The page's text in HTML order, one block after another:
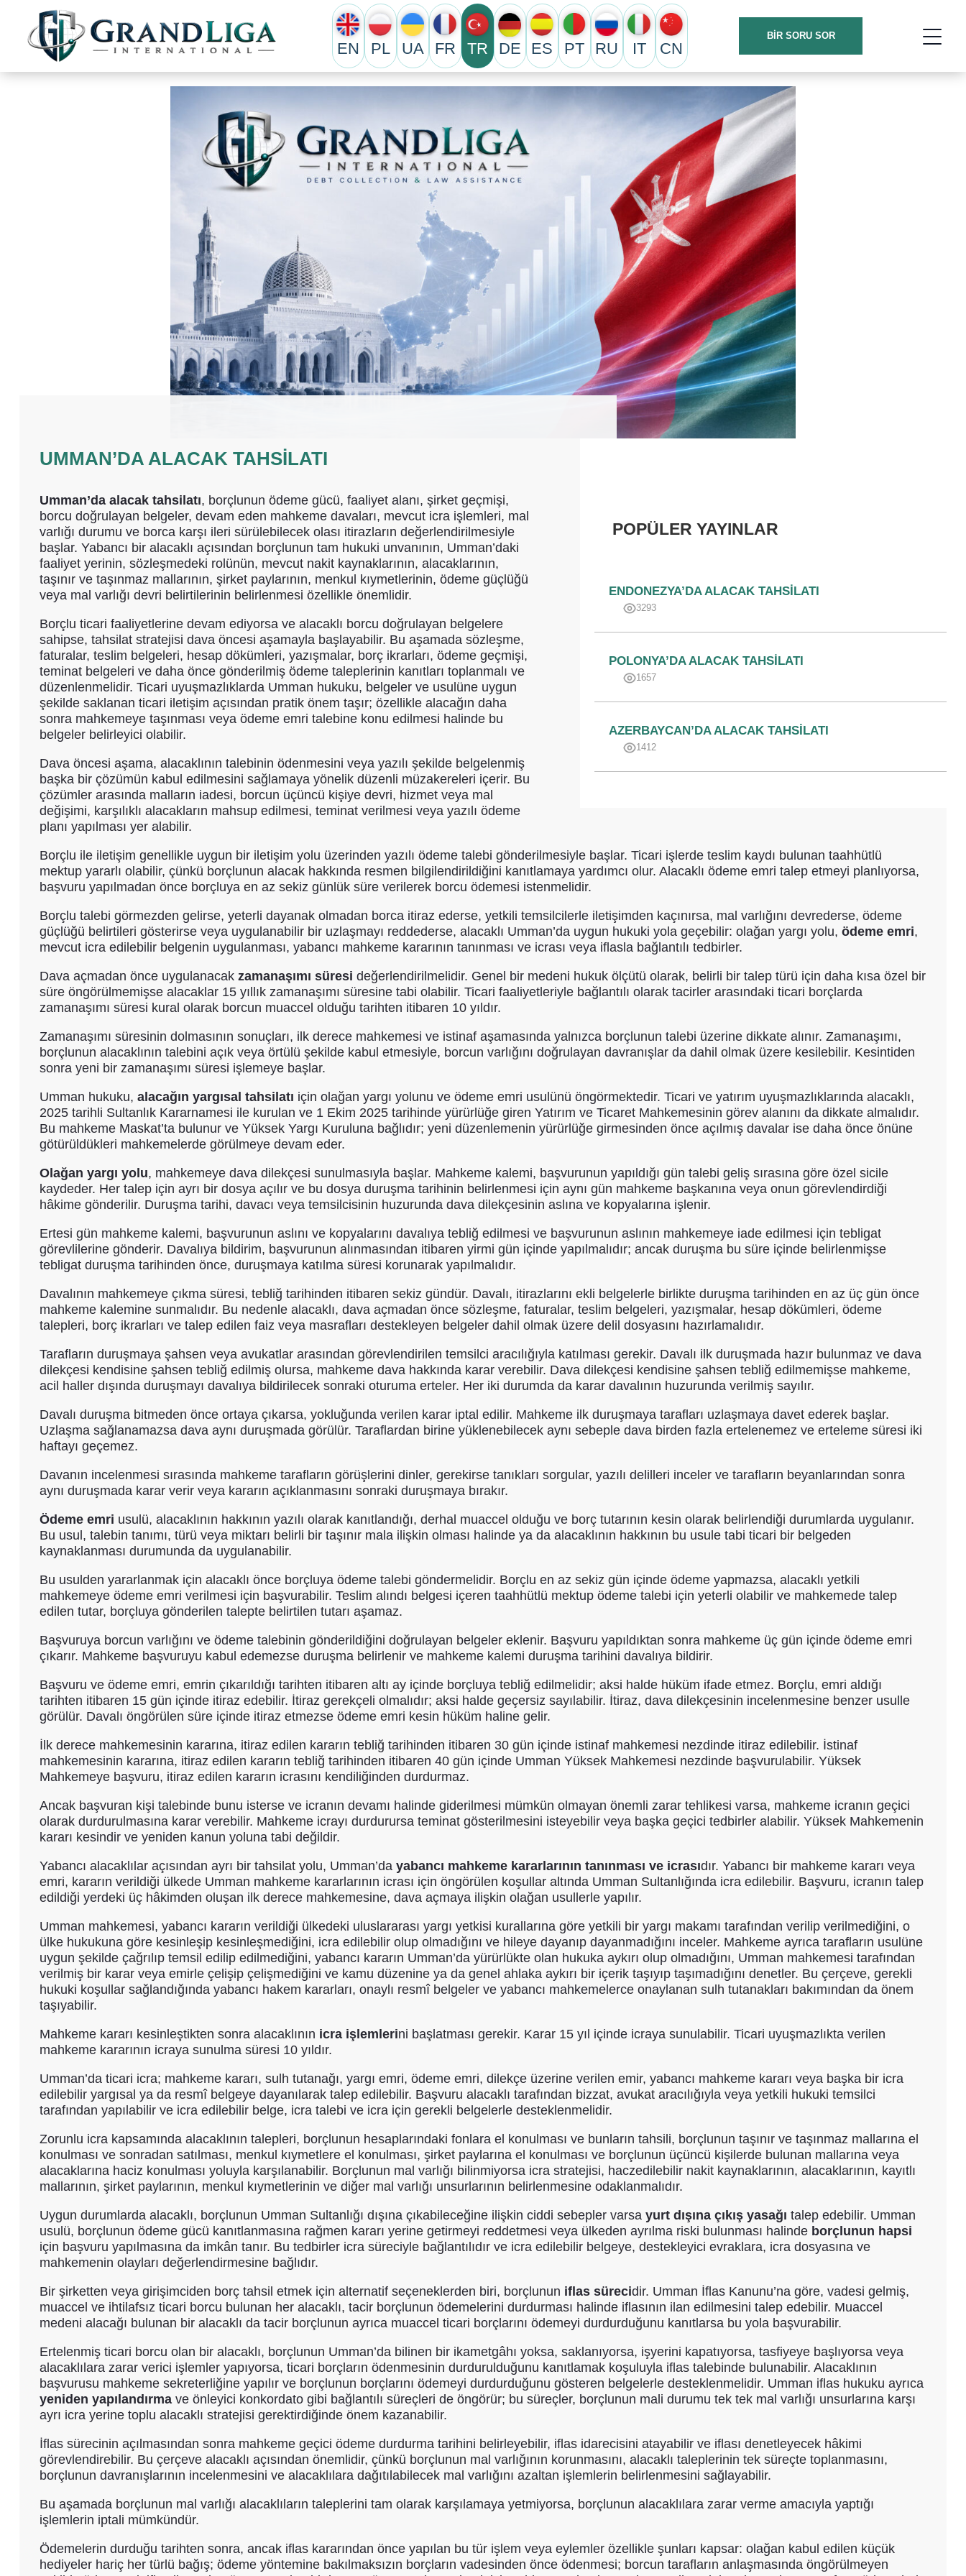
EN PL UA FR TR DE ES PT RU IT CN
BIR SORU SOR
POPÜLER YAYINLAR
ENDONEZYA’DA ALACAK TAHSILATI
3293
POLONYA’DA ALACAK TAHSILATI
1657
AZERBAYCAN’DA ALACAK TAHSILATI
1412
UMMAN’DA ALACAK TAHSILATI
Umman’da alacak tahsilatı, borçlunun ödeme gücü, faaliyet alanı, şirket geçmişi,
borcu doğrulayan belgeler, devam eden mahkeme davaları, mevcut icra işlemleri, mal
varlığı durumu ve borca karşı ileri sürülebilecek olası itirazların değerlendirilmesiyle
başlar. Yabancı bir alacaklı açısından borçlunun tam hukuki unvanının, Umman’daki
faaliyet yerinin, sözleşmedeki rolünün, mevcut nakit kaynaklarının, alacaklarının,
taşınır ve taşınmaz mallarının, şirket paylarının, menkul kıymetlerinin, ödeme güçlüğü
veya mal varlığı devri belirtilerinin belirlenmesi özellikle önemlidir.
Borçlu ticari faaliyetlerine devam ediyorsa ve alacaklı borcu doğrulayan belgelere
sahipse, tahsilat stratejisi dava öncesi aşamayla başlayabilir. Bu aşamada sözleşme,
faturalar, teslim belgeleri, hesap dökümleri, yazışmalar, borç ikrarları, ödeme geçmişi,
teminat belgeleri ve daha önce gönderilmiş ödeme taleplerinin kanıtları toplanmalı ve
düzenlenmelidir. Ticari uyuşmazlıklarda Umman hukuku, belgeler ve usulüne uygun
şekilde saklanan ticari iletişim açısından pratik önem taşır; özellikle alacağın daha
sonra mahkemeye taşınması veya ödeme emri talebine konu edilmesi halinde bu
belgeler belirleyici olabilir.
Dava öncesi aşama, alacaklının talebinin ödenmesini veya yazılı şekilde belgelenmiş
başka bir çözümün kabul edilmesini sağlamaya yönelik düzenli müzakereleri içerir. Bu
çözümler arasında malların iadesi, borcun üçüncü kişiye devri, hizmet veya mal
değişimi, karşılıklı alacakların mahsup edilmesi, teminat verilmesi veya yazılı ödeme
planı yapılması yer alabilir.
Borçlu ile iletişim genellikle uygun bir iletişim yolu üzerinden yazılı ödeme talebi gönderilmesiyle başlar. Ticari işlerde teslim kaydı bulunan taahhütlü
mektup yararlı olabilir, çünkü borçlunun alacak hakkında resmen bilgilendirildiğini kanıtlamaya yardımcı olur. Alacaklı ödeme emri talep etmeyi planlıyorsa,
başvuru yapılmadan önce borçluya en az sekiz günlük süre verilerek borcu ödemesi istenmelidir.
Borçlu talebi görmezden gelirse, yeterli dayanak olmadan borca itiraz ederse, yetkili temsilcilerle iletişimden kaçınırsa, mal varlığını devrederse, ödeme
güçlüğü belirtileri gösterirse veya uygulanabilir bir uzlaşmayı reddederse, alacaklı Umman’da uygun hukuki yola geçebilir: olağan yargı yolu,ödeme emri,
mevcut icra edilebilir belgenin uygulanması, yabancı mahkeme kararının tanınması ve icrası veya iflasla bağlantılı tedbirler.
Dava açmadan önce uygulanacakzamanaşımı süresi değerlendirilmelidir. Genel bir medeni hukuk ölçütü olarak, belirli bir talep türü için daha kısa özel bir
süre öngörülmemişse alacaklar 15 yıllık zamanaşımı süresine tabi olabilir. Ticari faaliyetleriyle bağlantılı olarak tacirler arasındaki ticari borçlarda
zamanaşımı süresi kural olarak borcun muaccel olduğu tarihten itibaren 10 yıldır.
Zamanaşımı süresinin dolmasının sonuçları, ilk derece mahkemesi ve istinaf aşamasında yalnızca borçlunun talebi üzerine dikkate alınır. Zamanaşımı,
borçlunun alacaklının talebini açık veya örtülü şekilde kabul etmesiyle, borcun varlığını doğrulayan davranışlar da dahil olmak üzere kesilebilir. Kesintiden
sonra yeni bir zamanaşımı süresi işlemeye başlar.
Umman hukuku,alacağın yargısal tahsilatı için olağan yargı yolunu ve ödeme emri usulünü öngörmektedir. Ticari ve yatırım uyuşmazlıklarında alacaklı,
2025 tarihli Sultanlık Kararnamesi ile kurulan ve 1 Ekim 2025 tarihinde yürürlüğe giren Yatırım ve Ticaret Mahkemesinin görev alanını da dikkate almalıdır.
Bu mahkeme Maskat’ta bulunur ve Yüksek Yargı Kuruluna bağlıdır; yeni düzenlemenin yürürlüğe girmesinden önce açılmış davalar ise daha önce önüne
götürüldükleri mahkemelerde görülmeye devam eder.
Olağan yargı yolu, mahkemeye dava dilekçesi sunulmasıyla başlar. Mahkeme kalemi, başvurunun yapıldığı gün talebi geliş sırasına göre özel sicile
kaydeder. Her talep için ayrı bir dosya açılır ve bu dosya duruşma tarihinin belirlenmesi için aynı gün mahkeme başkanına veya onun görevlendirdiği
hâkime gönderilir. Duruşma tarihi, davacı veya temsilcisinin huzurunda dava dilekçesinin aslına ve kopyalarına işlenir.
Ertesi gün mahkeme kalemi, başvurunun aslını ve kopyalarını davalıya tebliğ edilmesi ve başvurunun aslının mahkemeye iade edilmesi için tebligat
görevlilerine gönderir. Davalıya bildirim, başvurunun alınmasından itibaren yirmi gün içinde yapılmalıdır; ancak duruşma bu süre içinde belirlenmişse
tebligat duruşma tarihinden önce, duruşmaya katılma süresi korunarak yapılmalıdır.
Davalının mahkemeye çıkma süresi, tebliğ tarihinden itibaren sekiz gündür. Davalı, itirazlarını ekli belgelerle birlikte duruşma tarihinden en az üç gün önce
mahkeme kalemine sunmalıdır. Bu nedenle alacaklı, dava açmadan önce sözleşme, faturalar, teslim belgeleri, yazışmalar, hesap dökümleri, ödeme
talepleri, borç ikrarları ve talep edilen faiz veya masrafları destekleyen belgeler dahil olmak üzere delil dosyasını hazırlamalıdır.
Tarafların duruşmaya şahsen veya avukatlar arasından görevlendirilen temsilci aracılığıyla katılması gerekir. Davalı ilk duruşmada hazır bulunmaz ve dava
dilekçesi kendisine şahsen tebliğ edilmiş olursa, mahkeme dava hakkında karar verebilir. Dava dilekçesi kendisine şahsen tebliğ edilmemişse mahkeme,
acil haller dışında duruşmayı davalıya bildirilecek sonraki oturuma erteler. Her iki durumda da karar davalının huzurunda verilmiş sayılır.
Davalı duruşma bitmeden önce ortaya çıkarsa, yokluğunda verilen karar iptal edilir. Mahkeme ilk duruşmaya tarafları uzlaşmaya davet ederek başlar.
Uzlaşma sağlanamazsa dava aynı duruşmada görülür. Taraflardan birine yüklenebilecek aynı sebeple dava birden fazla ertelenemez ve erteleme süresi iki
haftayı geçemez.
Davanın incelenmesi sırasında mahkeme tarafların görüşlerini dinler, gerekirse tanıkları sorgular, yazılı delilleri inceler ve tarafların beyanlarından sonra
aynı duruşmada karar verir veya kararın açıklanmasını sonraki duruşmaya bırakır.
Ödeme emri usulü, alacaklının hakkının yazılı olarak kanıtlandığı, derhal muaccel olduğu ve borç tutarının kesin olarak belirlendiği durumlarda uygulanır.
Bu usul, talebin tanımı, türü veya miktarı belirli bir taşınır mala ilişkin olması halinde ya da alacaklının hakkının bu usule tabi ticari bir belgeden
kaynaklanması durumunda da uygulanabilir.
Bu usulden yararlanmak için alacaklı önce borçluya ödeme talebi göndermelidir. Borçlu en az sekiz gün içinde ödeme yapmazsa, alacaklı yetkili
mahkemeye ödeme emri verilmesi için başvurabilir. Teslim alındı belgesi içeren taahhütlü mektup ödeme talebi için yeterli olabilir ve mahkemede talep
edilen tutar, borçluya gönderilen talepte belirtilen tutarı aşamaz.
Başvuruya borcun varlığını ve ödeme talebinin gönderildiğini doğrulayan belgeler eklenir. Başvuru yapıldıktan sonra mahkeme üç gün içinde ödeme emri
çıkarır. Mahkeme başvuruyu kabul edemezse duruşma belirlenir ve mahkeme kalemi duruşma tarihini davalıya bildirir.
Başvuru ve ödeme emri, emrin çıkarıldığı tarihten itibaren altı ay içinde borçluya tebliğ edilmelidir; aksi halde hüküm ifade etmez. Borçlu, emri aldığı
tarihten itibaren 15 gün içinde itiraz edebilir. İtiraz gerekçeli olmalıdır; aksi halde geçersiz sayılabilir. İtiraz, dava dilekçesinin incelenmesine benzer usulle
görülür. Davalı öngörülen süre içinde itiraz etmezse ödeme emri kesin hüküm haline gelir.
İlk derece mahkemesinin kararına, itiraz edilen kararın tebliğ tarihinden itibaren 30 gün içinde istinaf mahkemesi nezdinde itiraz edilebilir. İstinaf
mahkemesinin kararına, itiraz edilen kararın tebliğ tarihinden itibaren 40 gün içinde Umman Yüksek Mahkemesi nezdinde başvurulabilir. Yüksek
Mahkemeye başvuru, itiraz edilen kararın icrasını kendiliğinden durdurmaz.
Ancak başvuran kişi talebinde bunu isterse ve icranın devamı halinde giderilmesi mümkün olmayan önemli zarar tehlikesi varsa, mahkeme icranın geçici
olarak durdurulmasına karar verebilir. Mahkeme icrayı durdurursa teminat gösterilmesini isteyebilir veya başka geçici tedbirler alabilir. Yüksek Mahkemenin
kararı kesindir ve yeniden kanun yoluna tabi değildir.
Yabancı alacaklılar açısından ayrı bir tahsilat yolu, Umman’dayabancı mahkeme kararlarının tanınması ve icrasıdır. Yabancı bir mahkeme kararı veya
emri, kararın verildiği ülkede Umman mahkeme kararlarının icrası için öngörülen koşullar altında Umman Sultanlığında icra edilebilir. Başvuru, icranın talep
edildiği yerdeki üç hâkimden oluşan ilk derece mahkemesine, dava açmaya ilişkin olağan usullerle yapılır.
Umman mahkemesi, yabancı kararın verildiği ülkedeki uluslararası yargı yetkisi kurallarına göre yetkili bir yargı makamı tarafından verilip verilmediğini, o
ülke hukukuna göre kesinleşip kesinleşmediğini, icra edilebilir olup olmadığını ve hileye dayanıp dayanmadığını inceler. Mahkeme ayrıca tarafların usulüne
uygun şekilde çağrılıp temsil edilip edilmediğini, yabancı kararın Umman’da yürürlükte olan hukuka aykırı olup olmadığını, Umman mahkemesi tarafından
verilmiş bir karar veya emirle çelişip çelişmediğini ve kamu düzenine ya da genel ahlaka aykırı bir içerik taşıyıp taşımadığını denetler. Bu çerçeve, gerekli
hukuki koşullar sağlandığında yabancı hakem kararları, onaylı resmî belgeler ve yabancı mahkemelerce onaylanan sulh tutanakları bakımından da önem
taşıyabilir.
Mahkeme kararı kesinleştikten sonra alacaklının icra işlemlerini başlatması gerekir. Karar 15 yıl içinde icraya sunulabilir. Ticari uyuşmazlıkta verilen
mahkeme kararının icraya sunulma süresi 10 yıldır.
Umman’da ticari icra; mahkeme kararı, sulh tutanağı, yargı emri, ödeme emri, dilekçe üzerine verilen emir, yabancı mahkeme kararı veya başka bir icra
edilebilir yargısal ya da resmî belgeye dayanılarak talep edilebilir. Başvuru alacaklı tarafından bizzat, avukat aracılığıyla veya yetkili hukuki temsilci
tarafından yapılabilir ve icra edilebilir belge, icra talebi ve icra için gerekli belgelerle desteklenmelidir.
Zorunlu icra kapsamında alacaklının talepleri, borçlunun hesaplarındaki fonlara el konulması ve bunların tahsili, borçlunun taşınır ve taşınmaz mallarına el
konulması ve sonradan satılması, menkul kıymetlere el konulması, şirket paylarına el konulması ve borçlunun üçüncü kişilerde bulunan mallarına veya
alacaklarına haciz konulması yoluyla karşılanabilir. Borçlunun mal varlığı bilinmiyorsa icra stratejisi, haczedilebilir nakit kaynaklarının, alacaklarının, kayıtlı
mallarının, şirket paylarının, menkul kıymetlerinin ve diğer mal varlığı unsurlarının belirlenmesine odaklanmalıdır.
Uygun durumlarda alacaklı, borçlunun Umman Sultanlığı dışına çıkabileceğine ilişkin ciddi sebepler varsayurt dışına çıkış yasağı talep edebilir. Umman
usulü, borçlunun ödeme gücü kanıtlanmasına rağmen kararı yerine getirmeyi reddetmesi veya ülkeden ayrılma riski bulunması halinde borçlunun hapsi
için başvuru yapılmasına da imkân tanır. Bu tedbirler icra süreciyle bağlantılıdır ve icra edilebilir belgeye, destekleyici evraklara, icra dosyasına ve
mahkemenin olayları değerlendirmesine bağlıdır.
Bir şirketten veya girişimciden borç tahsil etmek için alternatif seçeneklerden biri, borçlunun iflas sürecidir. Umman İflas Kanunu’na göre, vadesi gelmiş,
muaccel ve ihtilafsız ticari borcu bulunan her alacaklı, tacir borçlunun ödemelerini durdurması halinde iflasının ilan edilmesini talep edebilir. Muaccel
medeni alacağı bulunan bir alacaklı da tacir borçlunun ayrıca muaccel ticari borçlarını ödemeyi durdurduğunu kanıtlarsa bu yola başvurabilir.
Ertelenmiş ticari borcu olan bir alacaklı, borçlunun Umman’da bilinen bir ikametgâhı yoksa, saklanıyorsa, işyerini kapatıyorsa, tasfiyeye başlıyorsa veya
alacaklılara zarar verici işlemler yapıyorsa, ticari borçların ödenmesinin durdurulduğunu kanıtlamak koşuluyla iflas talebinde bulunabilir. Alacaklının
başvurusu mahkeme sekreterliğine yapılır ve borçlunun borçlarını ödemeyi durdurduğunu gösteren belgelerle desteklenmelidir. Umman iflas hukuku ayrıca
yeniden yapılandırma ve önleyici konkordato gibi bağlantılı süreçleri de öngörür; bu süreçler, borçlunun mali durumu tek tek mal varlığı unsurlarına karşı
ayrı icra yerine toplu alacaklı stratejisi gerektirdiğinde önem kazanabilir.
İflas sürecinin açılmasından sonra mahkeme geçici ödeme durdurma tarihini belirleyebilir, iflas idarecisini atayabilir ve iflası denetleyecek hâkimi
görevlendirebilir. Bu çerçeve alacaklı açısından önemlidir, çünkü borçlunun mal varlığının korunmasını, alacaklı taleplerinin tek süreçte toplanmasını,
borçlunun davranışlarının incelenmesini ve alacaklılara dağıtılabilecek mal varlığını azaltan işlemlerin belirlenmesini sağlayabilir.
Bu aşamada borçlunun mal varlığı alacaklıların taleplerini tam olarak karşılamaya yetmiyorsa, borçlunun alacaklılara zarar verme amacıyla yaptığı
işlemlerin iptali mümkündür.
Ödemelerin durduğu tarihten sonra, ancak iflas kararından önce yapılan bu tür işlem veya eylemler özellikle şunları kapsar: olağan kabul edilen küçük
hediyeler hariç her türlü bağış; ödeme yöntemine bakılmaksızın borçların vadesinden önce ödenmesi; borcun tarafların anlaşmasında öngörülmeyen